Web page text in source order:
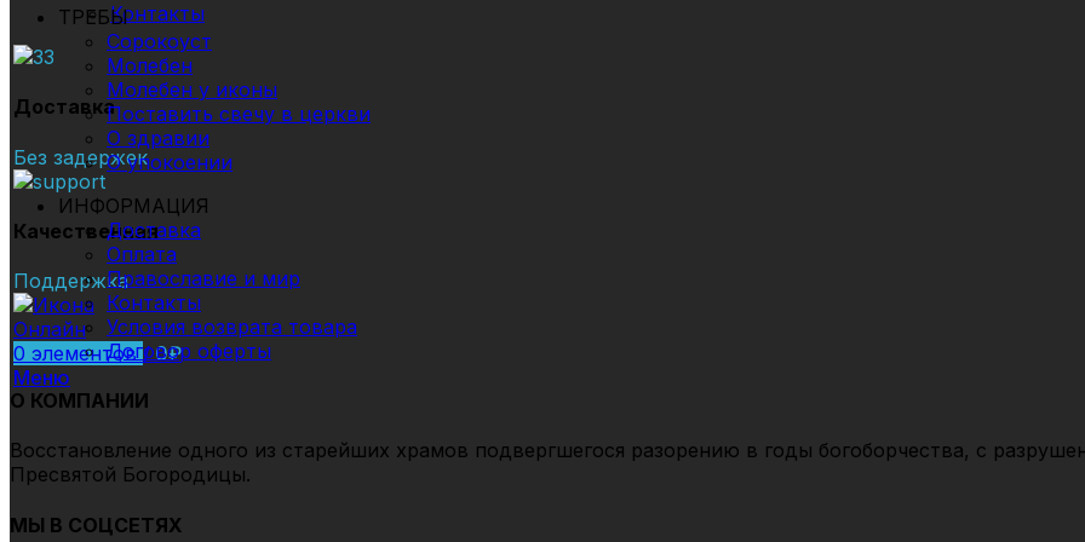
Контакты
Доставка
Без задержек
Качественная
Поддержка
0 элементов/ 0₽
Меню
ТРЕБЫ
Сорокоуст
Молебен
Молебен у иконы
Поставить свечу в церкви
О здравии
О упокоении
ИНФОРМАЦИЯ
Доставка
Оплата
Православие и мир
Контакты
Условия возврата товара
Договор оферты
О КОМПАНИИ
Восстановление одного из старейших храмов подвергшегоcя разорению в годы богоборчества, с
Пресвятой Богородицы.
МЫ В СОЦСЕТЯХ